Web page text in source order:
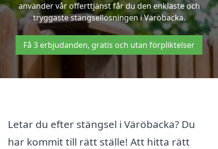
använder vår offerttjänst får du den enklaste och
tryggaste stängsellösningen i Väröbacka.
Få 3 erbjudanden, gratis och utan förpliktelser
Letar du efter stängsel i Väröbacka? Du
har kommit till rätt ställe! Att hitta rätt